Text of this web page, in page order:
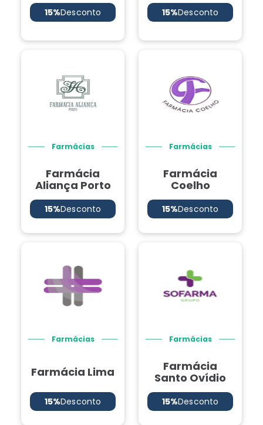
15%Desconto 15%Desconto
Farmácias
Farmácia
Aliança Porto
15%Desconto
Farmácias
Farmácia
Coelho
15%Desconto
Farmácias
Farmácia Lima
15%Desconto
Farmácias
Farmácia
Santo Ovídio
15%Desconto